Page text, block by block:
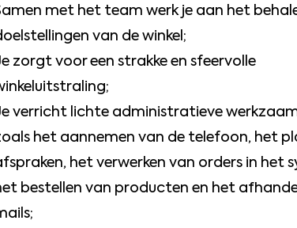
met het team werk je aan het
van de winkel;
zorgt voor een strakke en sfeervolle
verricht lichte administratieve
het aannemen van de telefoon, het
het verwerken van orders in het
bestellen van producten en het